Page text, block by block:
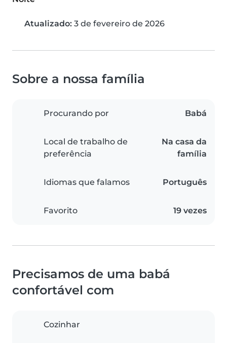
Atualizado: 3 de fevereiro de 2026
Sobre a nossa família
Procurando por Babá
Local de trabalho de
preferência
Na casa da
família
Idiomas que falamos Português
Favorito 19 vezes
Precisamos de uma babá
confortável com
Cozinhar